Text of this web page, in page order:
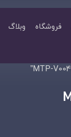
فروشگاه وبلاگ